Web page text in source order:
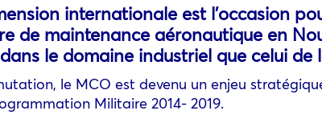
internationale est l’occasion
de maintenance aéronautique en
le domaine industriel que celui de
le MCO est devenu un enjeu
Militaire 2014- 2019.